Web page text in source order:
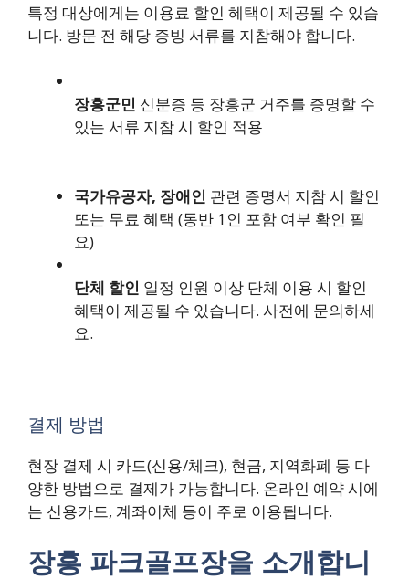
특정 대상에게는 이용료 할인 혜택이 제공될 수 있습
니다. 방문 전 해당 증빙 서류를 지참해야 합니다.
장흥군민 신분증 등 장흥군 거주를 증명할 수
있는 서류 지참 시 할인 적용
국가유공자, 장애인 관련 증명서 지참 시 할인
또는 무료 혜택 (동반 1인 포함 여부 확인 필
요)
단체 할인 일정 인원 이상 단체 이용 시 할인
혜택이 제공될 수 있습니다. 사전에 문의하세
요.
결제 방법
현장 결제 시 카드(신용/체크), 현금, 지역화폐 등 다
양한 방법으로 결제가 가능합니다. 온라인 예약 시에
는 신용카드, 계좌이체 등이 주로 이용됩니다.
장흥 파크골프장을 소개합니